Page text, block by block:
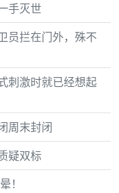
手灭世
员拦在门外，殊不
刺激时就已经想起
周末封闭
疑双标
！